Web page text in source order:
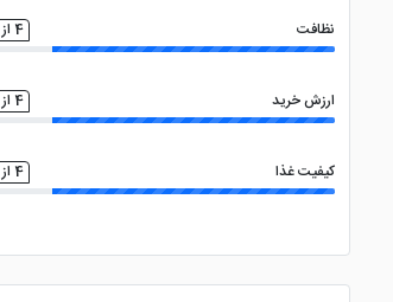
نظافت 4 از 5
ارزش خرید 4 از 5
کیفیت غذا 4 از 5